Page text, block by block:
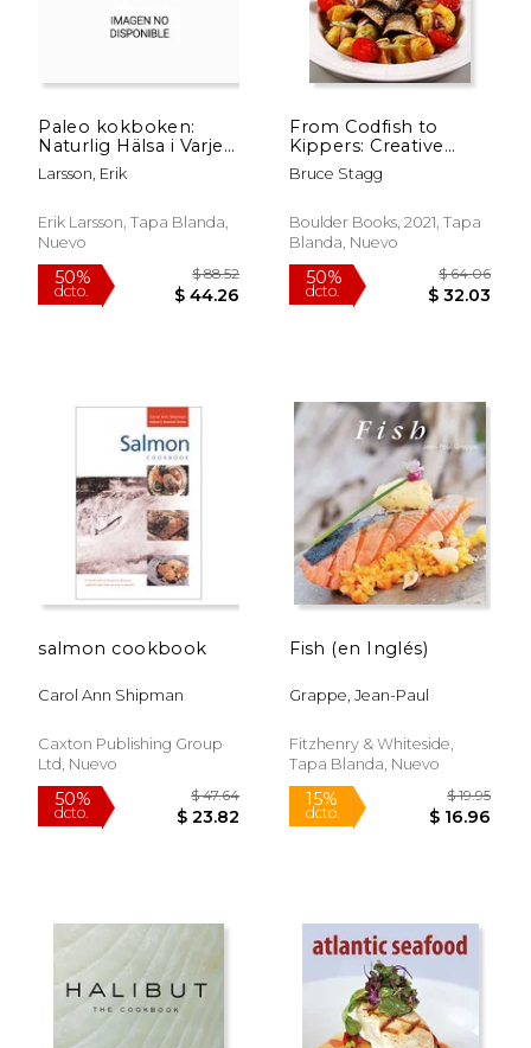
dcto. $ 32.30 dcto. $
Paleo kokboken:
Naturlig Hälsa i Varje
Tugga (en Sueco)
Larsson, Erik
Erik Larsson, Tapa Blanda,
Nuevo
50%
dcto. $ 44.26
From Codfish to
Kippers: Creative
Recipes for Fresh,
Smoked, and Salted
Bruce Stagg
Boulder Books, 2021, Tapa
Blanda, Nuevo
50%
dcto. $
salmon cookbook
Carol Ann Shipman
Caxton Publishing Group
Ltd, Nuevo
Fish (en Inglés)
Grappe, Jean-Paul
Fitzhenry & Whiteside,
Tapa Blanda, Nuevo